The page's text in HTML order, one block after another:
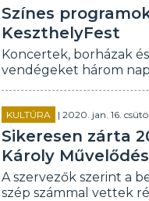
Színes
KeszthelyFest
Koncertek, borházak
vendégeket három
KULTÚRA | 2020. jan. 16.
Sikeresen zárta
Károly
A szervezők szerint a
szép számmal vettek